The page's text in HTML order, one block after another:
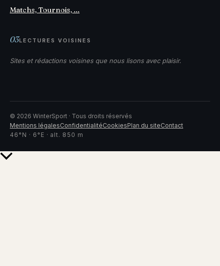
Matchs, Tournois, ...
03LECTURES VOISINES
Sites et rédactions voisines que nous lisons avec plaisir.
© 2026 WinterSport · Tous droits réservés
Mentions légalesConfidentialitéCookiesPlan du siteContact
46°N · 6°E · alt. 850 m